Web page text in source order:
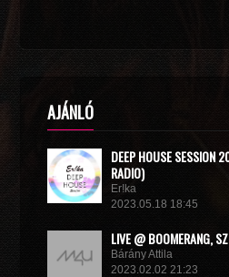
AJÁNLÓ
DEEP HOUSE SESSION
RADIO)
Er!ka
2023.05.18 18:45
LIVE @ BOOMERANG,
Bárány Attila
2023.02.02 21:23